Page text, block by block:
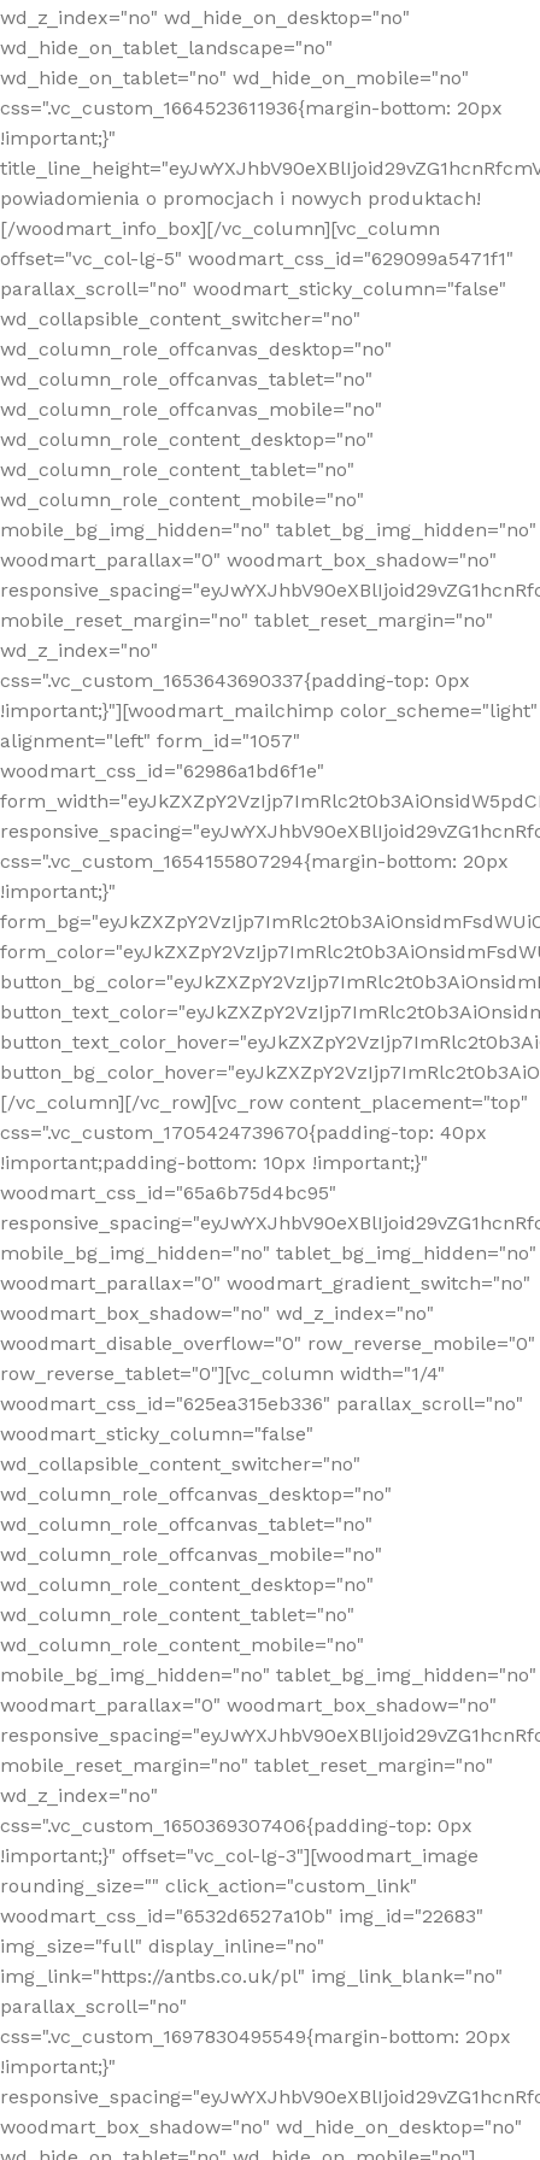
wd_z_index="no" wd_hide_on_desktop="no"
wd_hide_on_tablet_landscape="no"
wd_hide_on_tablet="no" wd_hide_on_mobile="no"
css=".vc_custom_1664523611936{margin-bottom: 20px
!important;}"
powiadomienia o promocjach i nowych produktach!
[/woodmart_info_box][/vc_column][vc_column
offset="vc_col-lg-5" woodmart_css_id="629099a5471f1"
parallax_scroll="no" woodmart_sticky_column="false"
wd_collapsible_content_switcher="no"
wd_column_role_offcanvas_desktop="no"
wd_column_role_offcanvas_tablet="no"
wd_column_role_offcanvas_mobile="no"
wd_column_role_content_desktop="no"
wd_column_role_content_tablet="no"
wd_column_role_content_mobile="no"
mobile_bg_img_hidden="no" tablet_bg_img_hidden="no"
woodmart_parallax="0" woodmart_box_shadow="no"
mobile_reset_margin="no" tablet_reset_margin="no"
wd_z_index="no"
css=".vc_custom_1653643690337{padding-top: 0px
!important;}"][woodmart_mailchimp color_scheme="light"
alignment="left" form_id="1057"
woodmart_css_id="62986a1bd6f1e"
css=".vc_custom_1654155807294{margin-bottom: 20px
!important;}"
[/vc_column][/vc_row][vc_row content_placement="top"
css=".vc_custom_1705424739670{padding-top: 40px
!important;padding-bottom: 10px !important;}"
woodmart_css_id="65a6b75d4bc95"
mobile_bg_img_hidden="no" tablet_bg_img_hidden="no"
woodmart_parallax="0" woodmart_gradient_switch="no"
woodmart_box_shadow="no" wd_z_index="no"
woodmart_disable_overflow="0" row_reverse_mobile="0"
row_reverse_tablet="0"][vc_column width="1/4"
woodmart_css_id="625ea315eb336" parallax_scroll="no"
woodmart_sticky_column="false"
wd_collapsible_content_switcher="no"
wd_column_role_offcanvas_desktop="no"
wd_column_role_offcanvas_tablet="no"
wd_column_role_offcanvas_mobile="no"
wd_column_role_content_desktop="no"
wd_column_role_content_tablet="no"
wd_column_role_content_mobile="no"
mobile_bg_img_hidden="no" tablet_bg_img_hidden="no"
woodmart_parallax="0" woodmart_box_shadow="no"
mobile_reset_margin="no" tablet_reset_margin="no"
wd_z_index="no"
css=".vc_custom_1650369307406{padding-top: 0px
!important;}" offset="vc_col-lg-3"][woodmart_image
rounding_size="" click_action="custom_link"
woodmart_css_id="6532d6527a10b" img_id="22683"
img_size="full" display_inline="no"
img_link="https://antbs.co.uk/pl" img_link_blank="no"
parallax_scroll="no"
css=".vc_custom_1697830495549{margin-bottom: 20px
!important;}"
woodmart_box_shadow="no" wd_hide_on_desktop="no"